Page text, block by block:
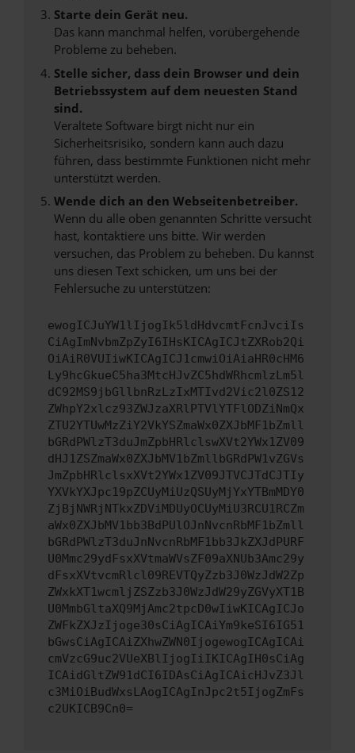
Starte dein Gerät neu.
Das kann manchmal helfen, vorübergehende
Probleme zu beheben.
Stelle sicher, dass dein Browser und dein
Betriebssystem auf dem neuesten Stand
sind.
Veraltete Software birgt nicht nur ein
Sicherheitsrisiko, sondern kann auch dazu
führen, dass bestimmte Funktionen nicht mehr
unterstützt werden.
Wende dich an den Webseitenbetreiber.
Wenn du alle oben genannten Schritte versucht
hast, kontaktiere uns bitte. Wir werden
versuchen, das Problem zu beheben. Du kannst
uns diesen Text schicken, um uns bei der
Fehlersuche zu unterstützen:
ewogICJuYW1lIjogIk5ldHdvcmtFcnJvciIs
CiAgImNvbmZpZyI6IHsKICAgICJtZXRob2Qi
OiAiR0VUIiwKICAgICJ1cmwiOiAiaHR0cHM6
Ly9hcGkueC5ha3MtcHJvZC5hdWRhcmlzLm5l
dC92MS9jbGllbnRzLzIxMTIvd2Vic2l0ZS12
ZWhpY2xlcz93ZWJzaXRlPTVlYTFlODZiNmQx
ZTU2YTUwMzZiY2VkYSZmaWx0ZXJbMF1bZmll
bGRdPWlzT3duJmZpbHRlclswXVt2YWx1ZV09
dHJ1ZSZmaWx0ZXJbMV1bZmllbGRdPW1vZGVs
JmZpbHRlclsxXVt2YWx1ZV09JTVCJTdCJTIy
YXVkYXJpc19pZCUyMiUzQSUyMjYxYTBmMDY0
ZjBjNWRjNTkxZDViMDUyOCUyMiU3RCU1RCZm
aWx0ZXJbMV1bb3BdPUlOJnNvcnRbMF1bZmll
bGRdPWlzT3duJnNvcnRbMF1bb3JkZXJdPURF
U0Mmc29ydFsxXVtmaWVsZF09aXNUb3Amc29y
dFsxXVtvcmRlcl09REVTQyZzb3J0WzJdW2Zp
ZWxkXT1wcmljZSZzb3J0WzJdW29yZGVyXT1B
U0MmbGltaXQ9MjAmc2tpcD0wIiwKICAgICJo
ZWFkZXJzIjoge30sCiAgICAiYm9keSI6IG51
bGwsCiAgICAiZXhwZWN0IjogewogICAgICAi
cmVzcG9uc2VUeXBlIjogIiIKICAgIH0sCiAg
ICAidGltZW91dCI6IDAsCiAgICAicHJvZ3Jl
c3MiOiBudWxsLAogICAgInJpc2t5IjogZmFs
c2UKICB9Cn0=